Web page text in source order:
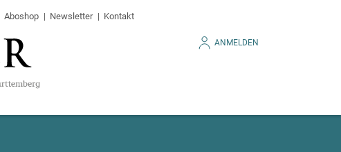
Aboshop Newsletter Kontakt
ANMELDEN